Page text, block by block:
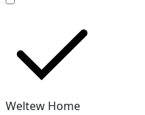
Weltew Home